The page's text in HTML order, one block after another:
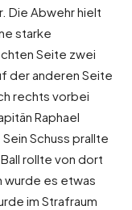
Die Abwehr hielt
starke
Seite zwei
der anderen Seite
rechts vorbei
Raphael
Schuss prallte
rollte von dort
wurde es etwas
im Strafraum